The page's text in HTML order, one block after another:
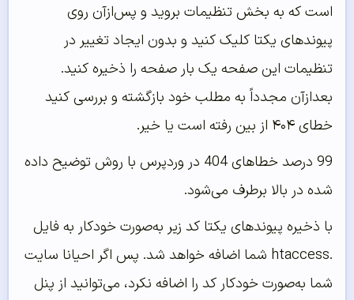
است که به بخش تنظیمات بروید و پس‌ازآن روی
پیوندهای یکتا کلیک کنید و بدون ایجاد تغییر در
تنظیمات این صفحه یک بار صفحه را ذخیره کنید.
بعدازآن مجدداً به مطلب خود بازگشته و بررسی کنید
خطای ۴۰۴ از بین رفته است یا خیر.
99 درصد خطاهای 404 در وردپرس با روش توضیح داده‌
شده در بالا برطرف می‌شود.
با ذخیره پیوندهای یکتا کد زیر به‌صورت خودکار به فایل
.htaccess شما اضافه خواهد شد. پس اگر احیانا سایت
شما به‌صورت خودکار کد را اضافه نکرد، می‌توانید از پنل